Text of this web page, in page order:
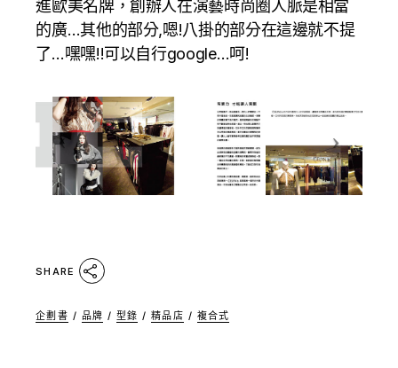
進歐美名牌，創辦人在演藝時尚圈人脈是相當
的廣…其他的部分,嗯!八掛的部分在這邊就不提
了…嘿嘿!!可以自行google…呵!
SHARE
企劃書 / 品牌 / 型錄 / 精品店 / 複合式